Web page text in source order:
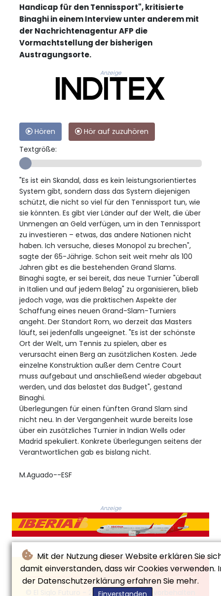
Mit der Nutzung dieser Website erklären Sie
damit einverstanden, dass wir Cookies verwenden.
der Datenschutzerklärung erfahren Sie mehr.
Einverstanden
Handicap für den Tennissport", kritisierte
Binaghi in einem Interview unter anderem mit
der Nachrichtenagentur AFP die
Vormachtstellung der bisherigen
Austragungsorte.
Anzeige
Hören
Hör auf zuzuhören
Textgröße:
"Es ist ein Skandal, dass es kein leistungsorientiertes
System gibt, sondern dass das System diejenigen
schützt, die nicht so viel für den Tennissport tun, wie
sie könnten. Es gibt vier Länder auf der Welt, die über
Unmengen an Geld verfügen, um in den Tennissport
zu investieren – etwas, das andere Nationen nicht
haben. Ich versuche, dieses Monopol zu brechen",
sagte der 65-Jährige. Schon seit weit mehr als 100
Jahren gibt es die bestehenden Grand Slams.
Binaghi sagte, er sei bereit, das neue Turnier "überall
in Italien und auf jedem Belag" zu organisieren, blieb
jedoch vage, was die praktischen Aspekte der
Schaffung eines neuen Grand-Slam-Turniers
angeht. Der Standort Rom, wo derzeit das Masters
läuft, sei jedenfalls ungeeignet. "Es ist der schönste
Ort der Welt, um Tennis zu spielen, aber es
verursacht einen Berg an zusätzlichen Kosten. Jede
einzelne Konstruktion außer dem Centre Court
muss aufgebaut und anschließend wieder abgebaut
werden, und das belastet das Budget", gestand
Binaghi.
Überlegungen für einen fünften Grand Slam sind
nicht neu. In der Vergangenheit wurde bereits lose
über ein zusätzliches Turnier in Indian Wells oder
Madrid spekuliert. Konkrete Überlegungen seitens der
Verantwortlichen gab es bislang nicht.
M.Aguado--ESF
Anzeige
© El Siglo Futuro - 2026 - Alle Rechte vorbehalten